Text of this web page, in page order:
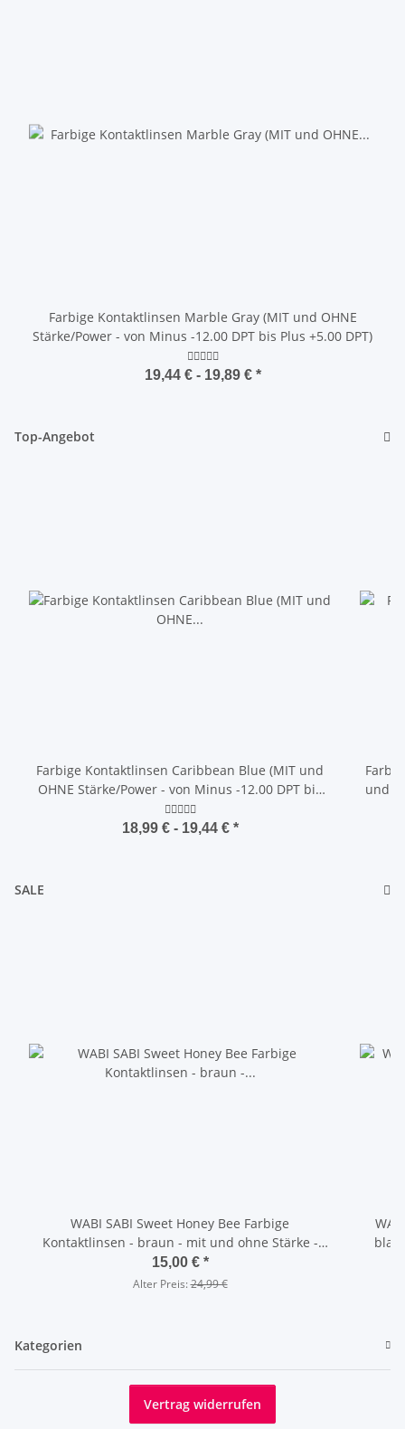
Farbige Kontaktlinsen Marble Gray (MIT und OHNE
Stärke/Power - von Minus -12.00 DPT bis Plus +5.00 DPT)
19,44 € - 19,89 € *
Top-Angebot
Farbige Kontaktlinsen Caribbean Blue (MIT und
OHNE Stärke/Power - von Minus -12.00 DPT bis
Plus +5.00 DPT)
18,99 € - 19,44 € *
und
SALE
WABI SABI Sweet Honey Bee Farbige
Kontaktlinsen - braun - mit und ohne Stärke -
hochdeckende 3 Monatslinsen
15,00 € *
Alter Preis:24,99 €
blau - mit und ohne Stärke -
Kategorien
Vertrag widerrufen